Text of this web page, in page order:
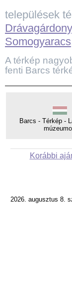
települések
Drávagárdony
Somogyaracs
A térkép
fenti Barcs
Barcs - Térkép -
Korábbi
2026. augusztus 8.